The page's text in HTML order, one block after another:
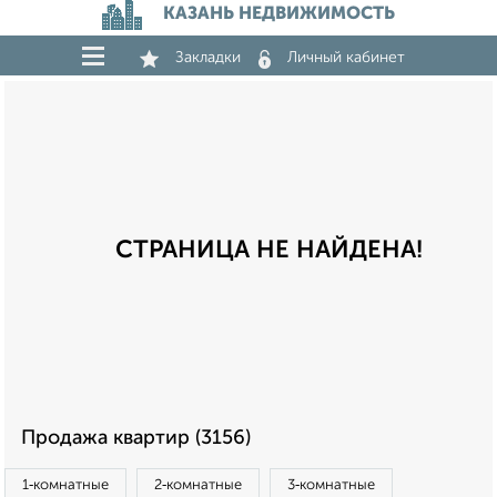
КАЗАНЬ НЕДВИЖИМОСТЬ
Закладки Личный кабинет
СТРАНИЦА НЕ НАЙДЕНА!
Продажа квартир (3156)
1‑комнатные 2‑комнатные 3‑комнатные